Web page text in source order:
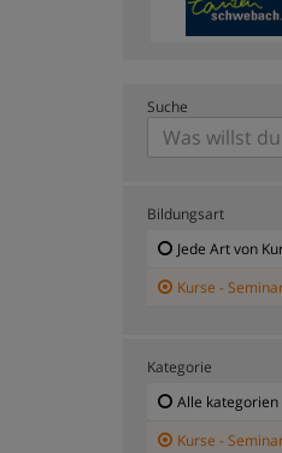
Suche
Bildungsart
Jede Art von
Kurse -
Kategorie
Alle kategorien
Kurse -